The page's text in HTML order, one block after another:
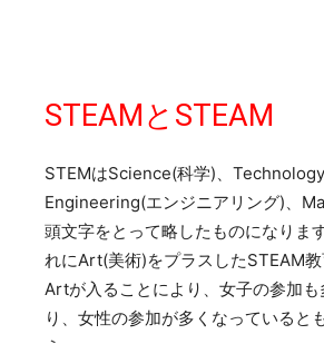
STEAMとSTEAM
STEMはScience(科学)、
Engineering(エンジニアリング)、
頭文字をとって略したものになりま
れにArt(美術)をプラスしたSTEAM教
Artが入ることにより、女子の参加
り、女性の参加が多くなっていると